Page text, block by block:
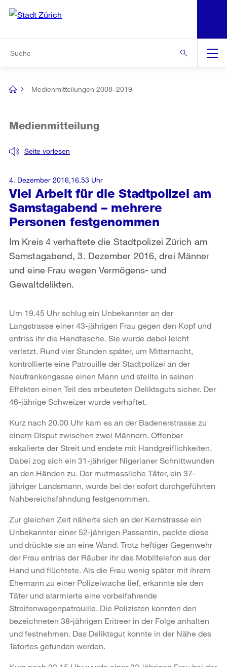
Navigation
[no
Medienmitteilungen 2008–2019
Viel Arbeit für die Stadtpolizei am
Samstagabend – mehrere
Personen festgenommen
Seite vorlesen
Medienmitteilung
Im Kreis 4 verhaftete die Stadtpolizei Zürich am
Samstagabend, 3. Dezember 2016, drei Männer
und eine Frau wegen Vermögens- und
Gewaltdelikten.
4. Dezember 2016,16.53 Uhr
Um 19.45 Uhr schlug ein Unbekannter an der
Langstrasse einer 43-jährigen Frau gegen den Kopf und
entriss ihr die Handtasche. Sie wurde dabei leicht
verletzt. Rund vier Stunden später, um Mitternacht,
kontrollierte eine Patrouille der Stadtpolizei an der
Neufrankengasse einen Mann und stellte in seinen
Effekten einen Teil des erbeuteten Deliktsguts sicher. Der
46-jährige Schweizer wurde verhaftet.
Kurz nach 20.00 Uhr kam es an der Badenerstrasse zu
einem Disput zwischen zwei Männern. Offenbar
eskalierte der Streit und endete mit Handgreiflichkeiten.
Dabei zog sich ein 31-jähriger Nigerianer Schnittwunden
an den Händen zu. Der mutmassliche Täter, ein 37-
jähriger Landsmann, wurde bei der sofort durchgeführten
Nahbereichsfahndung festgenommen.
Zur gleichen Zeit näherte sich an der Kernstrasse ein
Unbekannter einer 52-jährigen Passantin, packte diese
und drückte sie an eine Wand. Trotz heftiger Gegenwehr
der Frau entriss der Räuber ihr das Mobiltelefon aus der
Hand und flüchtete. Als die Frau wenig später mit ihrem
Ehemann zu einer Polizeiwache lief, erkannte sie den
Täter und alarmierte eine vorbeifahrende
Streifenwagenpatrouille. Die Polizisten konnten den
bezeichneten 38-jährigen Eritreer in der Folge anhalten
und festnehmen. Das Deliktsgut konnte in der Nähe des
Tatortes gefunden werden.